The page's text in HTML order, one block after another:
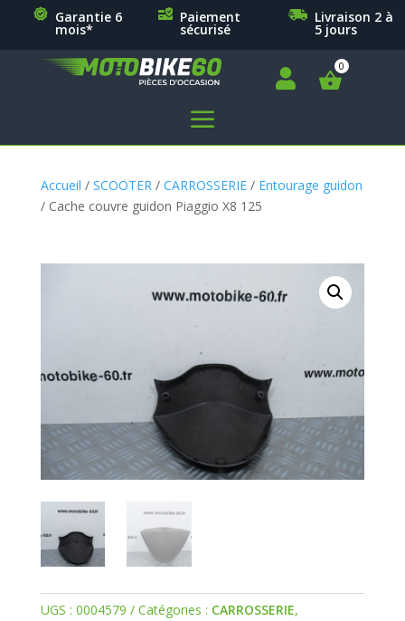
Garantie 6
mois*
Paiement
sécurisé
Livraison 2 à
5 jours

a
Accueil / SCOOTER / CARROSSERIE/ Entourage guidon
/ Cache couvre guidon Piaggio X8 125
UGS : 0004579 Catégories : CARROSSERIE,